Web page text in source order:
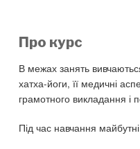
Про курс
В межах занять
хатха-йоги, її медичні
грамотного викладання і
Під час навчання